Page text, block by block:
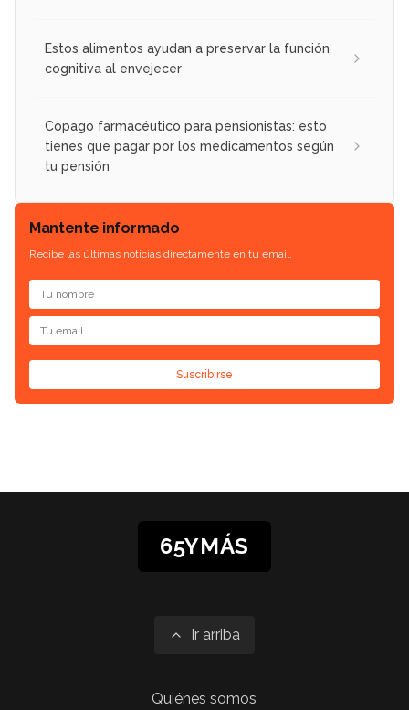
Estos alimentos ayudan a preservar la función
cognitiva al envejecer
Copago farmacéutico para pensionistas: esto
tienes que pagar por los medicamentos según
tu pensión
Mantente informado
Recibe las últimas noticias directamente en tu email.
Suscribirse
65YMÁS
Ir arriba
Quiénes somos